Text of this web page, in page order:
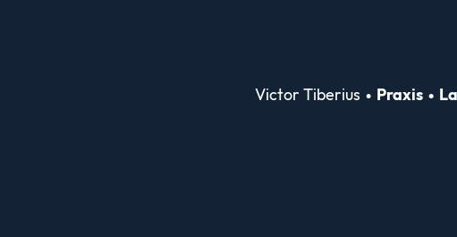
Victor Tiberius Praxis